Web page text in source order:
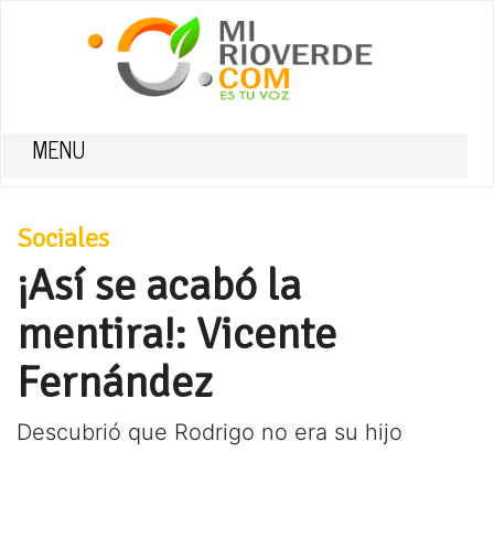
MENU
Sociales
¡Así se acabó la
mentira!: Vicente
Fernández
Descubrió que Rodrigo no era su hijo